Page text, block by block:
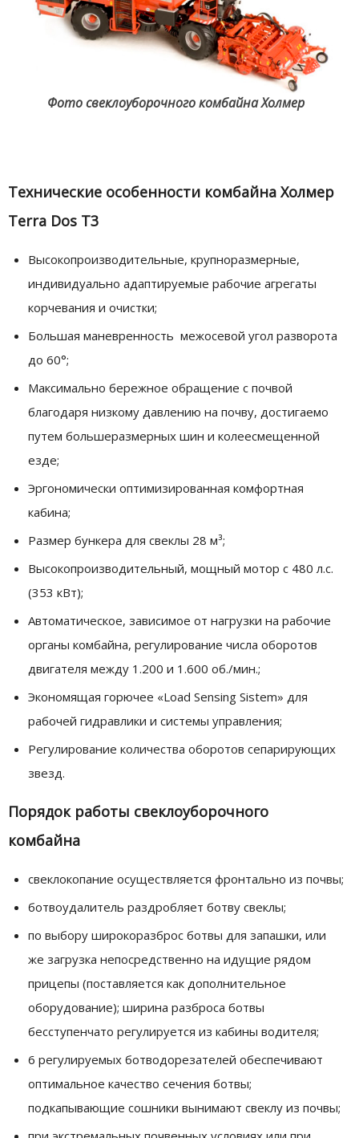
Фото свеклоуборочного комбайна Холмер
Технические особенности комбайна Холмер
Terra Dos T3
Высокопроизводительные, крупноразмерные,
индивидуально адаптируемые рабочие агрегаты
корчевания и очистки;
Большая маневренность межосевой угол разворота
до 60°;
Максимально бережное обращение c почвой
благодаря низкому давлению на почву, достигаемо
путем большеразмерных шин и колеесмещенной
езде;
Эргономически оптимизированная комфортная
кабина;
Размер бункера для свеклы 28 м³;
Высокопроизводительный, мощный мотор с 480 л.с.
(353 кВт);
Автоматическое, зависимое от нагрузки на рабочие
органы комбайна, регулирование числа оборотов
двигателя между 1.200 и 1.600 об./мин.;
Экономящая горючее «Load Sensing Sistem» для
рабочей гидравлики и системы управления;
Регулирование количества оборотов сепарирующих
звезд.
Порядок работы свеклоуборочного
комбайна
свеклокопание осуществляется фронтально из почвы;
ботвоудалитель раздробляет ботву свеклы;
по выбору широкоразброс ботвы для запашки, или
же загрузка непосредственно на идущие рядом
прицепы (поставляется как дополнительное
оборудование); ширина разброса ботвы
бесступенчато регулируется из кабины водителя;
6 регулируемых ботводорезателей обеспечивают
оптимальное качество сечения ботвы;
подкапывающие сошники вынимают свеклу из почвы;